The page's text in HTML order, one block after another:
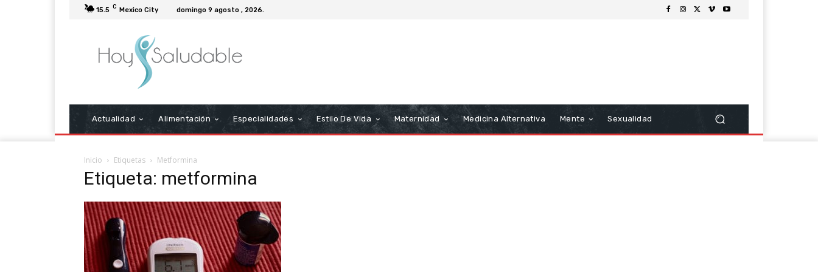
15.5 C Mexico City domingo 9 agosto , 2026.
Actualidad Alimentación Especialidades Estilo De Vida Maternidad Medicina Alternativa Mente Sexualidad
Inicio Etiquetas Metformina
Etiqueta: metformina